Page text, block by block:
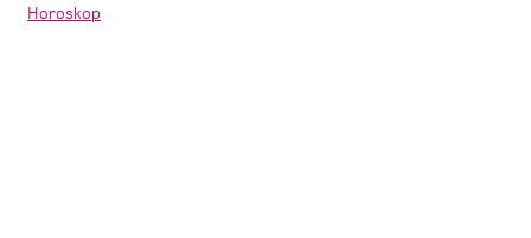
Horoskop